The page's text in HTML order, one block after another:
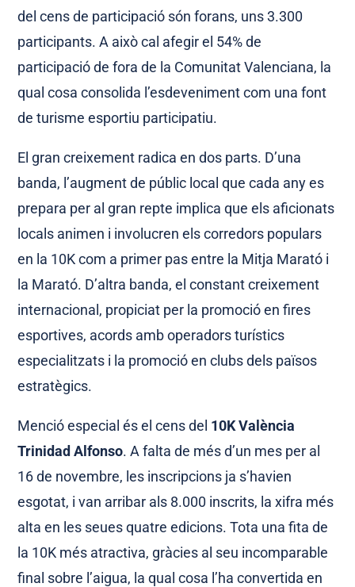
del cens de participació són forans, uns 3.300
participants. A això cal afegir el 54% de
participació de fora de la Comunitat Valenciana, la
qual cosa consolida l’esdeveniment com una font
de turisme esportiu participatiu.
El gran creixement radica en dos parts. D’una
banda, l’augment de públic local que cada any es
prepara per al gran repte implica que els aficionats
locals animen i involucren els corredors populars
en la 10K com a primer pas entre la Mitja Marató i
la Marató. D’altra banda, el constant creixement
internacional, propiciat per la promoció en fires
esportives, acords amb operadors turístics
especialitzats i la promoció en clubs dels països
estratègics.
Menció especial és el cens del 10K València
Trinidad Alfonso. A falta de més d’un mes per al
16 de novembre, les inscripcions ja s’havien
esgotat, i van arribar als 8.000 inscrits, la xifra més
alta en les seues quatre edicions. Tota una fita de
la 10K més atractiva, gràcies al seu incomparable
final sobre l’aigua, la qual cosa l’ha convertida en